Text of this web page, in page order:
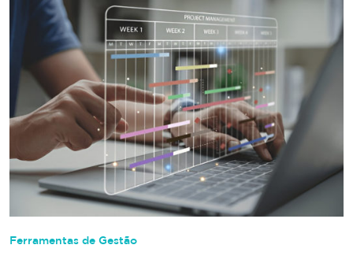
Ferramentas de Gestão